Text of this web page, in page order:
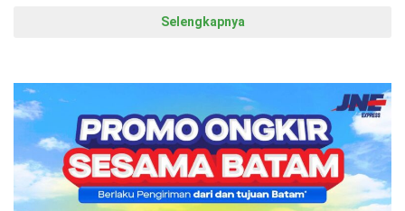
Selengkapnya